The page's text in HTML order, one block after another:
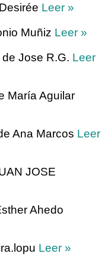
Leer »
Muñiz Leer »
de Jose R.G. Leer
María Aguilar
Ana Marcos Leer
JOSE
Ahedo
Leer »